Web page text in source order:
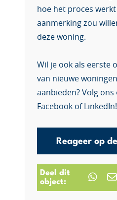
hoe het proces
aanmerking zou
deze woning.
Wil je ook als eerste
van nieuwe
aanbieden? Volg ons
Facebook of LinkedIn!
Reageer op
Deel dit
object: